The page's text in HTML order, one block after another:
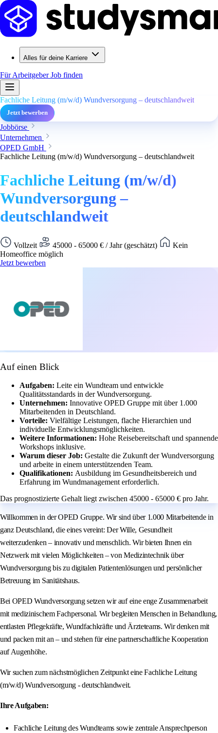
Alles für deine Karriere
Für ArbeitgeberJob finden
Fachliche Leitung (m/w/d) Wundversorgung – deutschlandweit
Jetzt bewerben
Jobbörse
Unternehmen
OPED GmbH
Fachliche Leitung (m/w/d) Wundversorgung – deutschlandweit
Fachliche Leitung (m/w/d)
Wundversorgung –
deutschlandweit
Vollzeit 45000 - 65000 € / Jahr (geschätzt)
Kein
Homeoffice möglich
Jetzt bewerben
Auf einen Blick
Aufgaben: Leite ein Wundteam und entwickle
Qualitätsstandards in der Wundversorgung.
Unternehmen: Innovative OPED Gruppe mit über 1.000
Mitarbeitenden in Deutschland.
Vorteile: Vielfältige Leistungen, flache Hierarchien und
individuelle Entwicklungsmöglichkeiten.
Weitere Informationen: Hohe Reisebereitschaft und spannende
Workshops inklusive.
Warum dieser Job: Gestalte die Zukunft der Wundversorgung
und arbeite in einem unterstützenden Team.
Qualifikationen: Ausbildung im Gesundheitsbereich und
Erfahrung im Wundmanagement erforderlich.
Das prognostizierte Gehalt liegt zwischen 45000 - 65000 € pro Jahr.
Willkommen in der OPED Gruppe. Wir sind über 1.000 Mitarbeitende in
ganz Deutschland, die eines vereint: Der Wille, Gesundheit
weiterzudenken – innovativ und menschlich. Wir bieten Ihnen ein
Netzwerk mit vielen Möglichkeiten – von Medizintechnik über
Wundversorgung bis zu digitalen Patientenlösungen und persönlicher
Betreuung im Sanitätshaus.
Bei OPED Wundversorgung setzen wir auf eine enge Zusammenarbeit
mit medizinischem Fachpersonal. Wir begleiten Menschen in Behandlung,
entlasten Pflegekräfte, Wundfachkräfte und Ärzteteams. Wir denken mit
und packen mit an – und stehen für eine partnerschaftliche Kooperation
auf Augenhöhe.
Wir suchen zum nächstmöglichen Zeitpunkt eine Fachliche Leitung
(m/w/d) Wundversorgung - deutschlandweit.
Ihre Aufgaben:
Fachliche Leitung des Wundteams sowie zentrale Ansprechperson